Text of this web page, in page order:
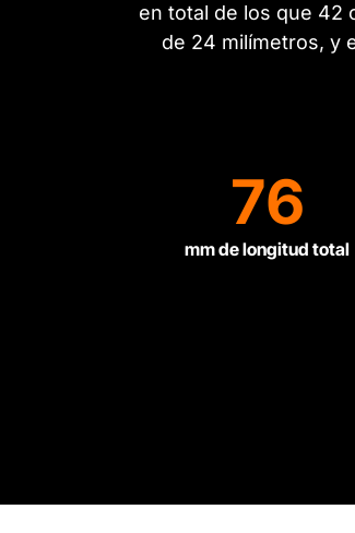
en total de los que 42
de 24 milímetros, y
76
mm de longitud total